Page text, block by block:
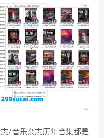
/音乐杂志历年合集都是